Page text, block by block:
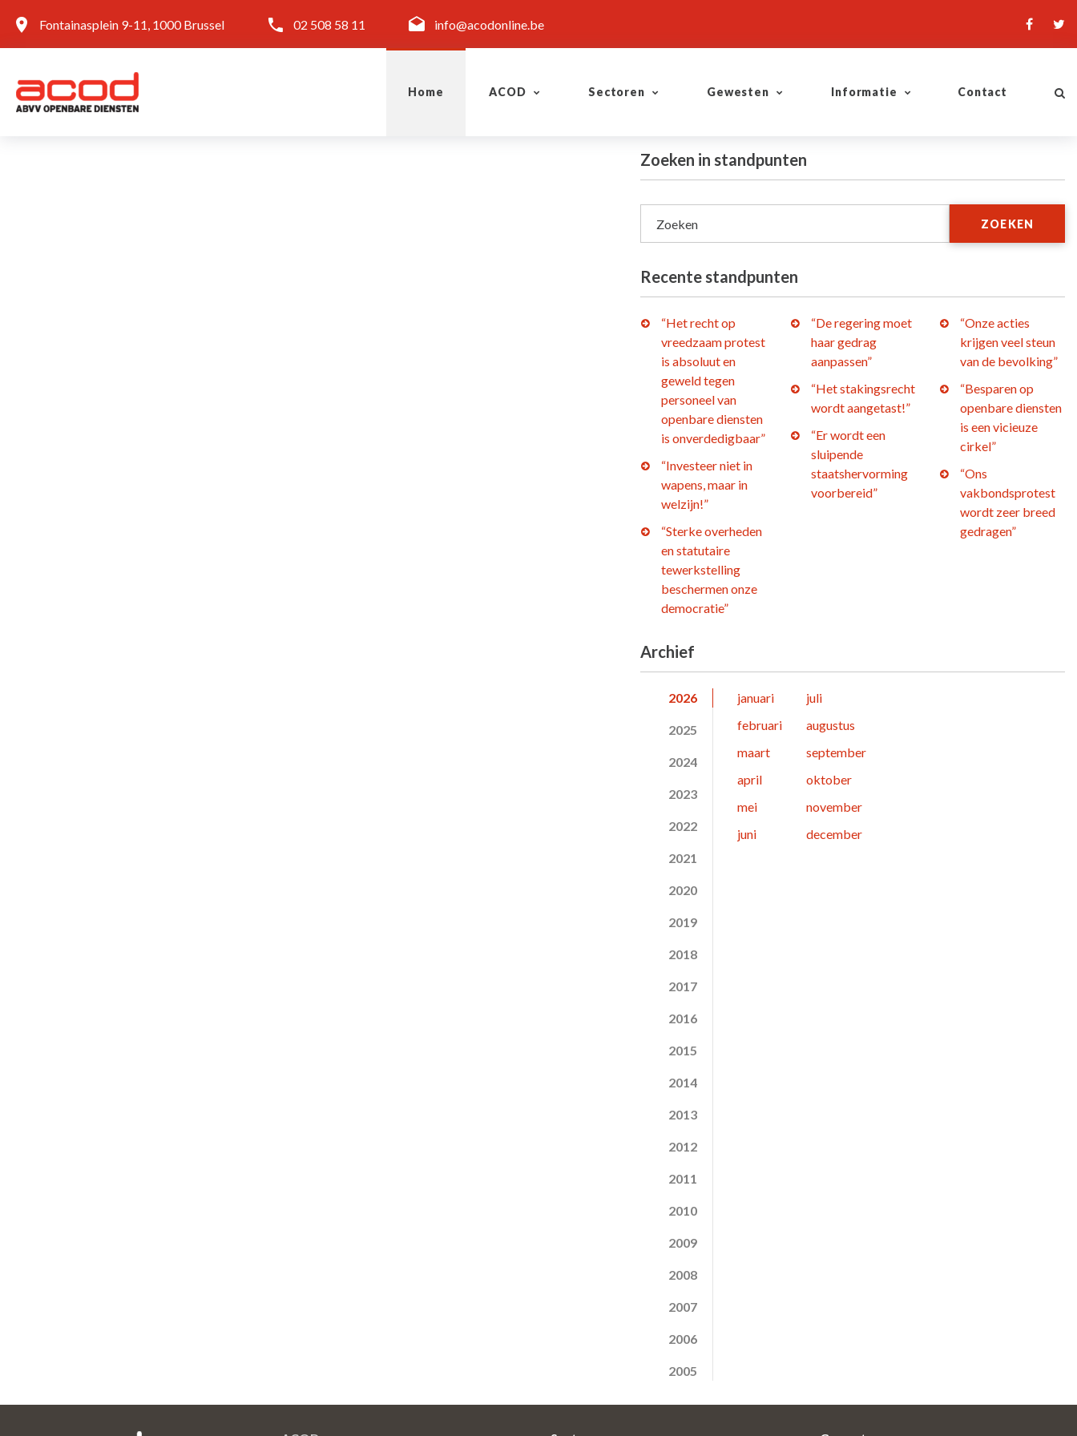
Fontainasplein 9-11, 1000 Brussel 02 508 58 11 info@acodonline.be
Home ACOD Sectoren Gewesten Informatie Contact
Zoeken in standpunten
Zoeken ZOEKEN
Recente standpunten
“Het recht op
vreedzaam protest
is absoluut en
geweld tegen
personeel van
openbare diensten
is onverdedigbaar”
“Investeer niet in
wapens, maar in
welzijn!”
“Sterke overheden
en statutaire
tewerkstelling
beschermen onze
democratie”
“De regering moet
haar gedrag
aanpassen”
“Het stakingsrecht
wordt aangetast!”
“Er wordt een
sluipende
staatshervorming
voorbereid”
“Onze acties
krijgen veel steun
van de bevolking”
“Besparen op
openbare diensten
is een vicieuze
cirkel”
“Ons
vakbondsprotest
wordt zeer breed
gedragen”
Archief
2026
2025
2024
2023
2022
2021
2020
2019
2018
2017
2016
2015
2014
2013
2012
2011
2010
2009
2008
2007
2006
2005
januari
februari
maart
april
mei
juni
juli
augustus
september
oktober
november
december